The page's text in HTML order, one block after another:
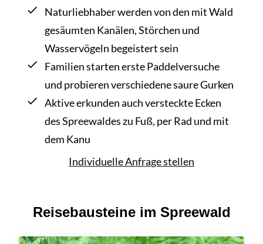
Naturliebhaber werden von den mit Wald
gesäumten Kanälen, Störchen und
Wasservögeln begeistert sein
Familien starten erste Paddelversuche
und probieren verschiedene saure Gurken
Aktive erkunden auch versteckte Ecken
des Spreewaldes zu Fuß, per Rad und mit
dem Kanu
Individuelle Anfrage stellen
Reisebausteine im Spreewald